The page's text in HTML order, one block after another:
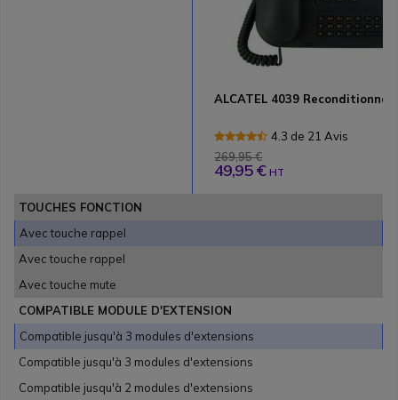
ALCATEL 4039 Reconditionné
4.3 de 21 Avis
269,95 €
49,95 € HT
TOUCHES FONCTION
Avec touche rappel
Avec touche rappel
Avec touche mute
COMPATIBLE MODULE D'EXTENSION
Compatible jusqu'à 3 modules d'extensions
Compatible jusqu'à 3 modules d'extensions
Compatible jusqu'à 2 modules d'extensions